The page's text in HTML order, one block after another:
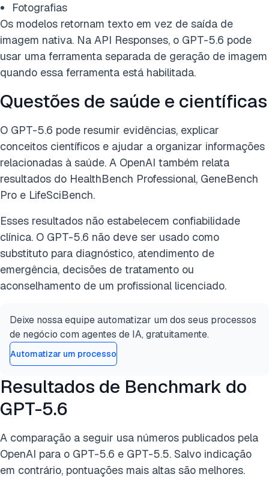
Fotografias
Os modelos retornam texto em vez de saída de
imagem nativa. Na API Responses, o GPT-5.6 pode
usar uma ferramenta separada de geração de imagem
quando essa ferramenta está habilitada.
Questões de saúde e científicas
O GPT-5.6 pode resumir evidências, explicar
conceitos científicos e ajudar a organizar informações
relacionadas à saúde. A OpenAI também relata
resultados do HealthBench Professional, GeneBench
Pro e LifeSciBench.
Esses resultados não estabelecem confiabilidade
clínica. O GPT-5.6 não deve ser usado como
substituto para diagnóstico, atendimento de
emergência, decisões de tratamento ou
aconselhamento de um profissional licenciado.
Deixe nossa equipe automatizar um dos seus processos
de negócio com agentes de IA, gratuitamente.
Automatizar um processo
Resultados de Benchmark do
GPT-5.6
A comparação a seguir usa números publicados pela
OpenAI para o GPT-5.6 e GPT-5.5. Salvo indicação
em contrário, pontuações mais altas são melhores.